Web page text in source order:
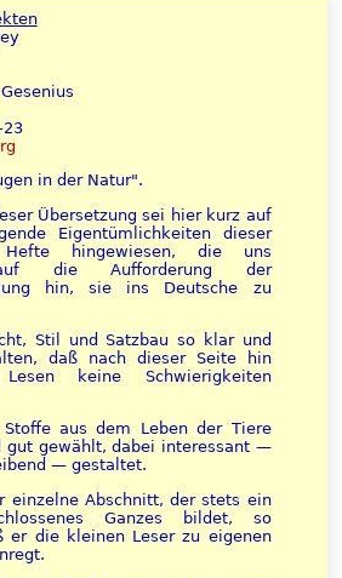
in der Natur".
Übersetzung sei hier kurz auf
Eigentümlichkeiten dieser
Hefte hingewiesen, die uns
die Aufforderung der
hin, sie ins Deutsche zu
Stil und Satzbau so klar und
daß nach dieser Seite hin
keine Schwierigkeiten
aus dem Leben der Tiere
gut gewählt, dabei interessant —
— gestaltet.
einzelne Abschnitt, der stets ein
Ganzes bildet, so
er die kleinen Leser zu eigenen